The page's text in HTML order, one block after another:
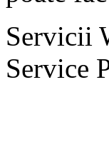
Servicii
Service